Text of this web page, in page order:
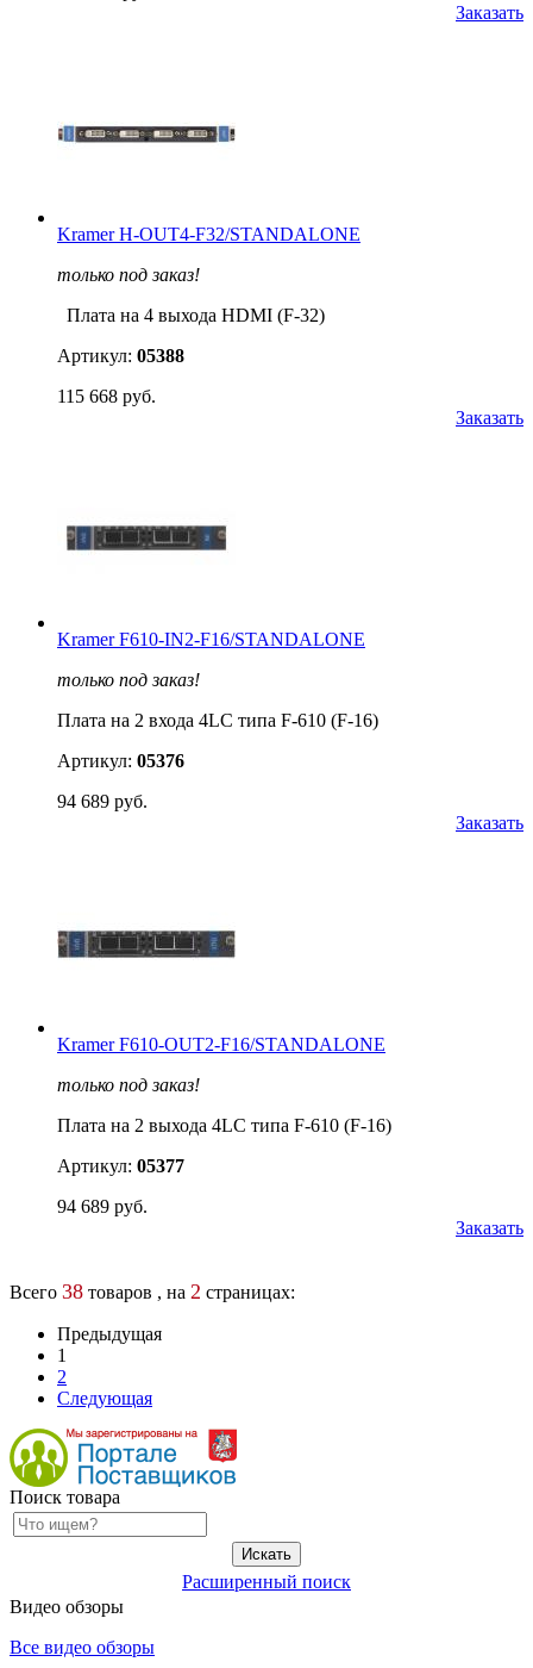
Заказать
Kramer H-OUT4-F32/STANDALONE
только под заказ!
Плата на 4 выхода HDMI (F-32)
Артикул: 05388
115 668 руб.
Заказать
Kramer F610-IN2-F16/STANDALONE
только под заказ!
Плата на 2 входа 4LC типа F-610 (F-16)
Артикул: 05376
94 689 руб.
Заказать
Kramer F610-OUT2-F16/STANDALONE
только под заказ!
Плата на 2 выхода 4LC типа F-610 (F-16)
Артикул: 05377
94 689 руб.
Заказать
Всего 38 товаров , на 2 страницах:
Предыдущая
1
2
Следующая
Поиск товара
Расширенный поиск
Видео обзоры
Все видео обзоры